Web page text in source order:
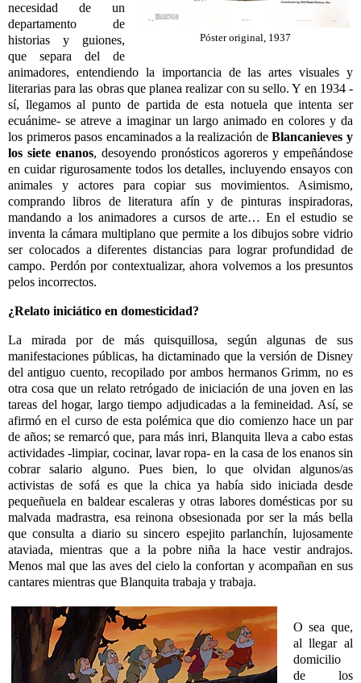
Póster original, 1937
necesidad de un
departamento de
historias y guiones,
que separa del de
animadores, entendiendo la importancia de las artes visuales y
literarias para las obras que planea realizar con su sello. Y en 1934 -
sí, llegamos al punto de partida de esta notuela que intenta ser
ecuánime- se atreve a imaginar un largo animado en colores y da
los primeros pasos encaminados a la realización deBlancanieves y
los siete enanos, desoyendo pronósticos agoreros y empeñándose
en cuidar rigurosamente todos los detalles, incluyendo ensayos con
animales y actores para copiar sus movimientos. Asimismo,
comprando libros de literatura afín y de pinturas inspiradoras,
mandando a los animadores a cursos de arte… En el estudio se
inventa la cámara multiplano que permite a los dibujos sobre vidrio
ser colocados a diferentes distancias para lograr profundidad de
campo. Perdón por contextualizar, ahora volvemos a los presuntos
pelos incorrectos.
¿Relato iniciático en domesticidad?
La mirada por de más quisquillosa, según algunas de sus
manifestaciones públicas, ha dictaminado que la versión de Disney
del antiguo cuento, recopilado por ambos hermanos Grimm, no es
otra cosa que un relato retrógado de iniciación de una joven en las
tareas del hogar, largo tiempo adjudicadas a la femineidad. Así, se
afirmó en el curso de esta polémica que dio comienzo hace un par
de años; se remarcó que, para más inri, Blanquita lleva a cabo estas
actividades -limpiar, cocinar, lavar ropa- en la casa de los enanos sin
cobrar salario alguno. Pues bien, lo que olvidan algunos/as
activistas de sofá es que la chica ya había sido iniciada desde
pequeñuela en baldear escaleras y otras labores domésticas por su
malvada madrastra, esa reinona obsesionada por ser la más bella
que consulta a diario su sincero espejito parlanchín, lujosamente
ataviada, mientras que a la pobre niña la hace vestir andrajos.
Menos mal que las aves del cielo la confortan y acompañan en sus
cantares mientras que Blanquita trabaja y trabaja.
O sea que,
al llegar al
domicilio
de los